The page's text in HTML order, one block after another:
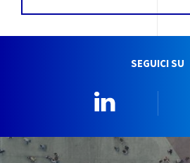
SEGUICI SU